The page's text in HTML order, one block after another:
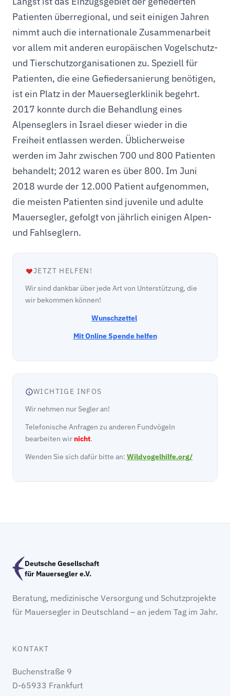
Patienten überregional, und seit einigen Jahren
nimmt auch die internationale Zusammenarbeit
vor allem mit anderen europäischen Vogelschutz-
und Tierschutzorganisationen zu. Speziell für
Patienten, die eine Gefiedersanierung benötigen,
ist ein Platz in der Mauerseglerklinik begehrt.
2017 konnte durch die Behandlung eines
Alpenseglers in Israel dieser wieder in die
Freiheit entlassen werden. Üblicherweise
werden im Jahr zwischen 700 und 800 Patienten
behandelt; 2012 waren es über 800. Im Juni
2018 wurde der 12.000 Patient aufgenommen,
die meisten Patienten sind juvenile und adulte
Mauersegler, gefolgt von jährlich einigen Alpen-
und Fahlseglern.
JETZT HELFEN!
Wir sind dankbar über jede Art von Unterstützung, die
wir bekommen können!
Wunschzettel
Mit Online Spende helfen
WICHTIGE INFOS
Wir nehmen nur Segler an!
Telefonische Anfragen zu anderen Fundvögeln
bearbeiten wir nicht.
Wenden Sie sich dafür bitte an: Wildvogelhilfe.org/
Deutsche Gesellschaft
für Mauersegler e.V.
Beratung, medizinische Versorgung und Schutzprojekte
für Mauersegler in Deutschland – an jedem Tag im Jahr.
KONTAKT
Buchenstraße 9
D-65933 Frankfurt